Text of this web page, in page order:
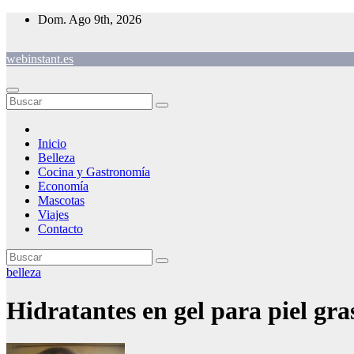
Saltar
Dom. Ago 9th, 2026
webinstant.es
Inicio
Belleza
Cocina y Gastronomía
Economía
Mascotas
Viajes
Contacto
belleza
Hidratantes en gel para piel